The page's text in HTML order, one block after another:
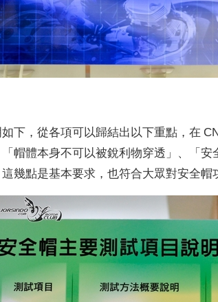
下，從各項可以歸結出以下重點，在
帽體本身不可以被銳利物穿透」、「
幾點是基本要求，也符合大眾對安全帽